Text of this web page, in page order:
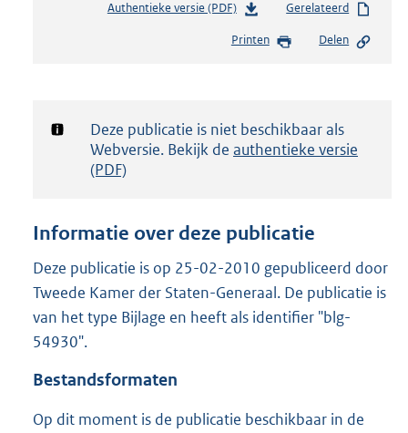
Authentieke versie (PDF)b
s
d
g
t
e
:
6
Gerelateerd
Printen Delen
Notificatie:
Deze publicatie is niet beschikbaar als
Webversie. Bekijk de authentieke versie
(PDF)
Informatie over deze publicatie
Deze publicatie is op 25-02-2010 gepubliceerd door
Tweede Kamer der Staten-Generaal. De publicatie is
van het type Bijlage en heeft als identifier "blg-
54930".
Bestandsformaten
Op dit moment is de publicatie beschikbaar in de